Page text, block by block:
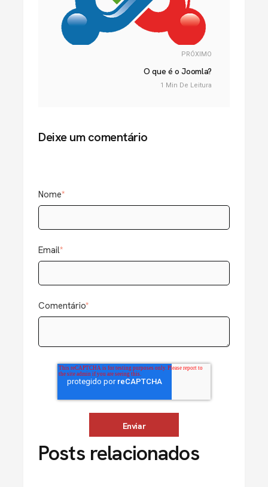
PRÓXIMO
O que é o Joomla?
1 Min De Leitura
Deixe um comentário
Nome*
Email*
Comentário*
Posts relacionados